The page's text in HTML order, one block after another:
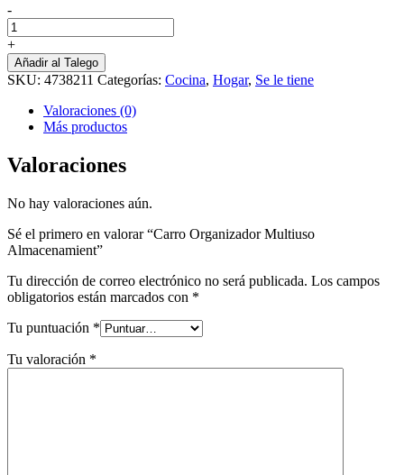
-
Carro
Organizador
Multiuso
Almacenamient
cantidad
+
Añadir al Talego
SKU: 4738211 Categorías: Cocina, Hogar, Se le tiene
Valoraciones (0)
Más productos
Valoraciones
No hay valoraciones aún.
Sé el primero en valorar “Carro Organizador Multiuso
Almacenamient”
Tu dirección de correo electrónico no será publicada. Los campos
obligatorios están marcados con *
Tu puntuación *
Tu valoración *